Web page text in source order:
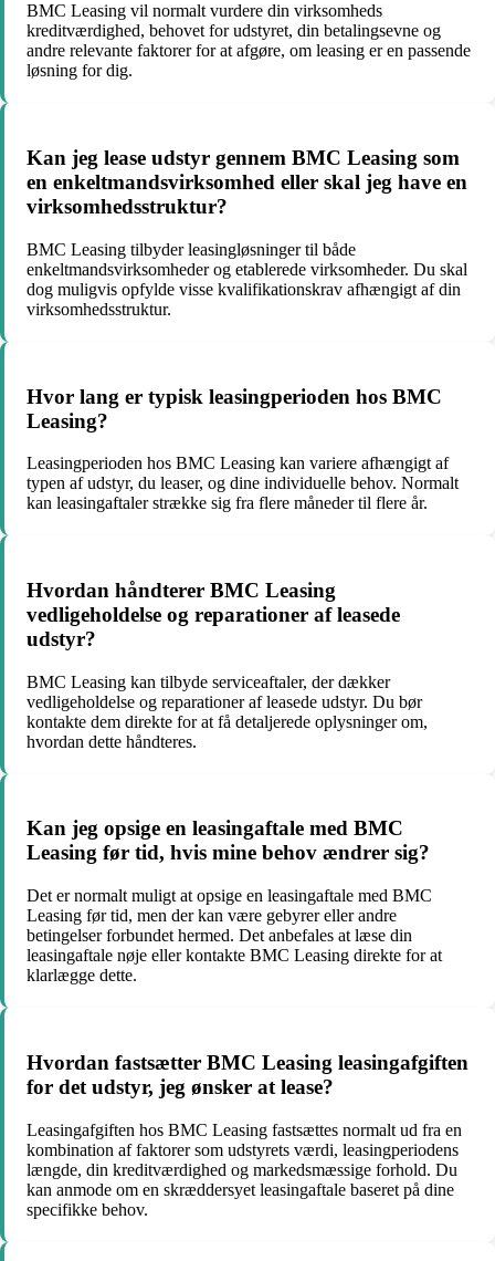
BMC Leasing vil normalt vurdere din virksomheds
kreditværdighed, behovet for udstyret, din betalingsevne og
andre relevante faktorer for at afgøre, om leasing er en passende
løsning for dig.
Kan jeg lease udstyr gennem BMC Leasing som
en enkeltmandsvirksomhed eller skal jeg have en
virksomhedsstruktur?
BMC Leasing tilbyder leasingløsninger til både
enkeltmandsvirksomheder og etablerede virksomheder. Du skal
dog muligvis opfylde visse kvalifikationskrav afhængigt af din
virksomhedsstruktur.
Hvor lang er typisk leasingperioden hos BMC
Leasing?
Leasingperioden hos BMC Leasing kan variere afhængigt af
typen af udstyr, du leaser, og dine individuelle behov. Normalt
kan leasingaftaler strække sig fra flere måneder til flere år.
Hvordan håndterer BMC Leasing
vedligeholdelse og reparationer af leasede
udstyr?
BMC Leasing kan tilbyde serviceaftaler, der dækker
vedligeholdelse og reparationer af leasede udstyr. Du bør
kontakte dem direkte for at få detaljerede oplysninger om,
hvordan dette håndteres.
Kan jeg opsige en leasingaftale med BMC
Leasing før tid, hvis mine behov ændrer sig?
Det er normalt muligt at opsige en leasingaftale med BMC
Leasing før tid, men der kan være gebyrer eller andre
betingelser forbundet hermed. Det anbefales at læse din
leasingaftale nøje eller kontakte BMC Leasing direkte for at
klarlægge dette.
Hvordan fastsætter BMC Leasing leasingafgiften
for det udstyr, jeg ønsker at lease?
Leasingafgiften hos BMC Leasing fastsættes normalt ud fra en
kombination af faktorer som udstyrets værdi, leasingperiodens
længde, din kreditværdighed og markedsmæssige forhold. Du
kan anmode om en skræddersyet leasingaftale baseret på dine
specifikke behov.